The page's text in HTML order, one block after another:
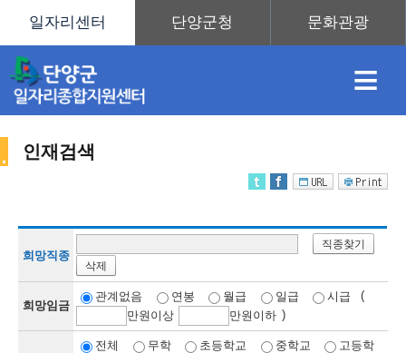
≡
용
정
재
정
업
훈
업
도
터
안
인재검색
희망직종
직종찾기
삭제
희망임금
관계없음 연봉 월급 일급 시급
(
만원이상 만원이하 )
전체 무학 초등학교 중학교
고등학
인